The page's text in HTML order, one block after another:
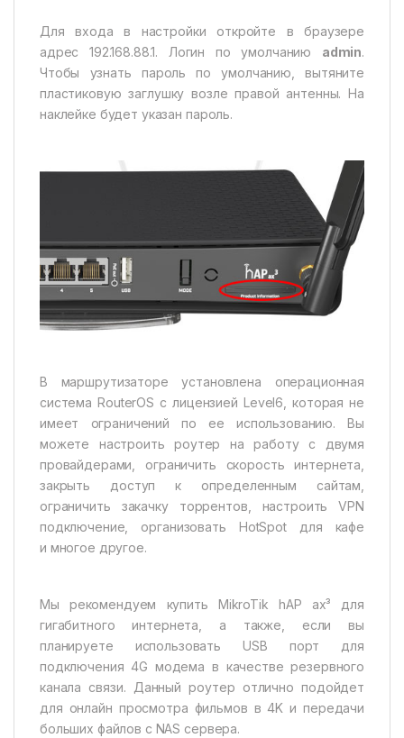
Для входа в настройки откройте в браузере
адрес 192.168.88.1. Логин по умолчанию admin.
Чтобы узнать пароль по умолчанию, вытяните
пластиковую заглушку возле правой антенны. На
наклейке будет указан пароль.
В маршрутизаторе установлена операционная
система RouterOS с лицензией Level6, которая не
имеет ограничений по ее использованию. Вы
можете настроить роутер на работу с двумя
провайдерами, ограничить скорость интернета,
закрыть доступ к определенным сайтам,
ограничить закачку торрентов, настроить VPN
подключение, организовать HotSpot для кафе
и многое другое.
Мы рекомендуем купить MikroTik hAP ax³ для
гигабитного интернета, а также, если вы
планируете использовать USB порт для
подключения 4G модема в качестве резервного
канала связи. Данный роутер отлично подойдет
для онлайн просмотра фильмов в 4K и передачи
больших файлов с NAS сервера.